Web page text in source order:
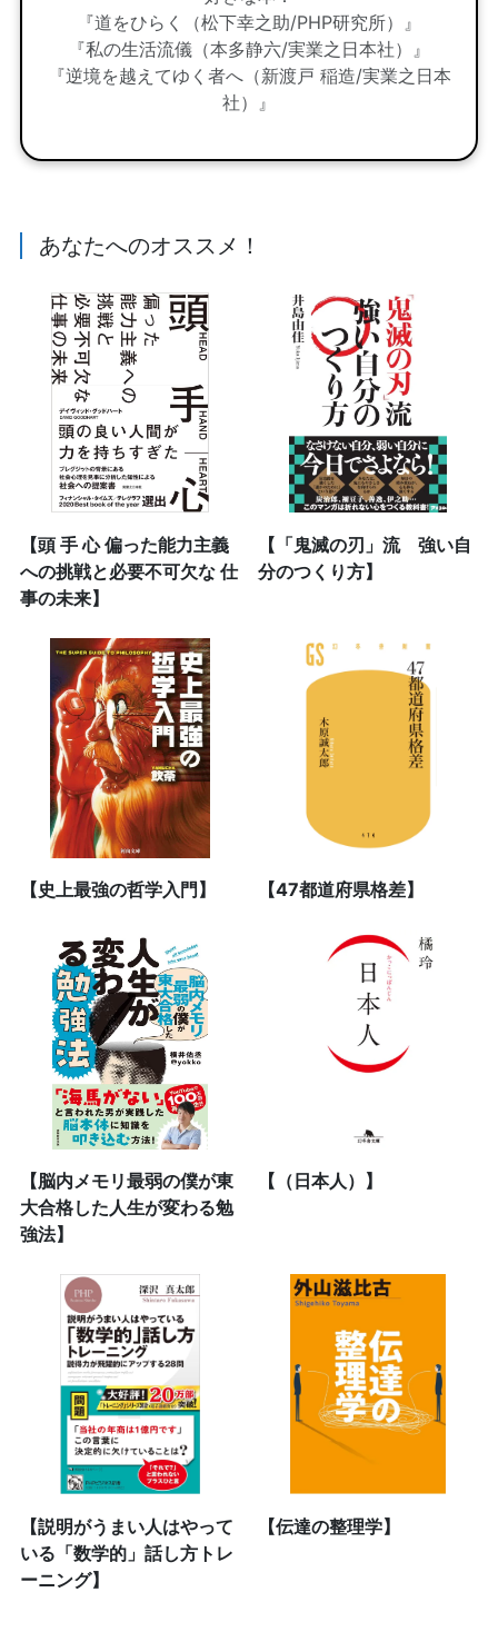
『道をひらく（松下幸之助/PHP研究所）』
『私の生活流儀（本多静六/実業之日本社）』
『逆境を越えてゆく者へ（新渡戸 稲造/実業之日本
社）』
あなたへのオススメ！
【頭 手 心 偏った能力主義
への挑戦と必要不可欠な 仕
事の未来】
【「鬼滅の刃」流 強い自
分のつくり方】
【史上最強の哲学入門】 【47都道府県格差】
【脳内メモリ最弱の僕が東
大合格した人生が変わる勉
強法】
【（日本人）】
【説明がうまい人はやって
いる「数学的」話し方トレ
ーニング】
【伝達の整理学】